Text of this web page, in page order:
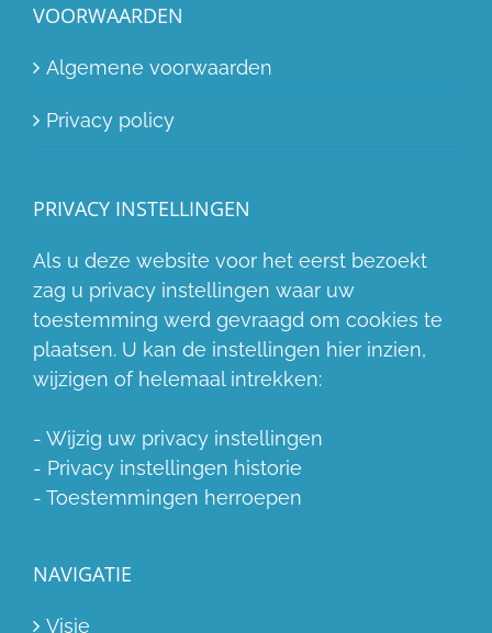
VOORWAARDEN
Algemene voorwaarden
Privacy policy
PRIVACY INSTELLINGEN
Als u deze website voor het eerst bezoekt
zag u privacy instellingen waar uw
toestemming werd gevraagd om cookies te
plaatsen. U kan de instellingen hier inzien,
wijzigen of helemaal intrekken:
- Wijzig uw privacy instellingen
- Privacy instellingen historie
- Toestemmingen herroepen
NAVIGATIE
Visie